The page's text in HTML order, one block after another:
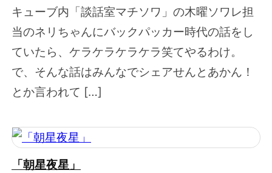
キューブ内「談話室マチソワ」の木曜ソワレ担
当のネリちゃんにバックパッカー時代の話をし
ていたら、ケラケラケラケラ笑てやるわけ。
で、そんな話はみんなでシェアせんとあかん！
とか言われて […]
「朝星夜星」